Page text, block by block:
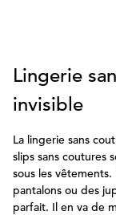
Lingerie
invisible
La lingerie sans
slips sans coutures
sous les
pantalons ou des
parfait. Il en va de